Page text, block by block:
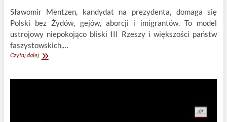
Sławomir Mentzen, kandydat na prezydenta, domaga się
Polski bez Żydów, gejów, aborcji i imigrantów. To model
ustrojowy niepokojąco bliski III Rzeszy i większości państw
faszystowskich,…
Czytaj dalejCzy